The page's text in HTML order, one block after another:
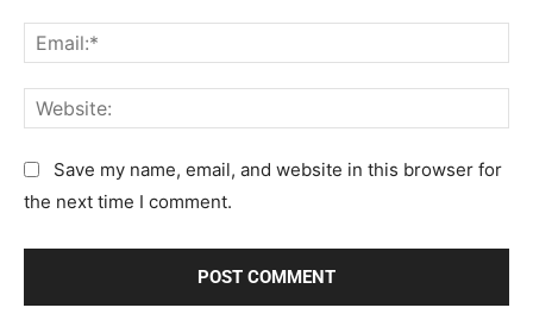
m
e
t
:
e
:
*
m
ie
t
Save my name, email, and website in this browser for
the next time I comment.